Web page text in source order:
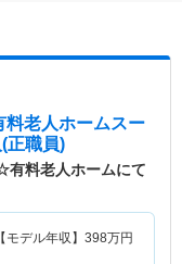
料老人ホームスー
正職員)
有料老人ホームにて
モデル年収】 398万円